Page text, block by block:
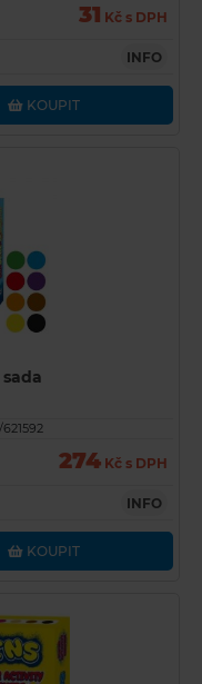
31 Kč s DPH
INFO
KOUPIT
sada
274 Kč s DPH
INFO
KOUPIT